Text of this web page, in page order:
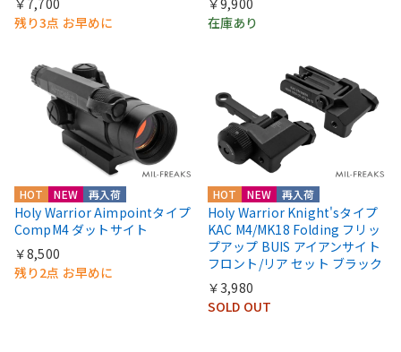
￥7,700
残り3点 お早めに
￥9,900
在庫あり
HOT NEW 再入荷
Holy Warrior Aimpointタイプ
CompM4 ダットサイト
￥8,500
残り2点 お早めに
HOT NEW 再入荷
Holy Warrior Knight'sタイプ
KAC M4/MK18 Folding フリッ
プアップ BUIS アイアンサイト
フロント/リア セット ブラック
￥3,980
SOLD OUT